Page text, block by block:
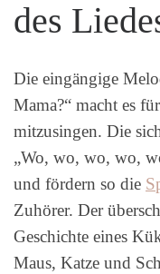
des
Die eingängige
Mama?“ macht es
mitzusingen. Die
„Wo, wo, wo, wo,
und fördern so die
Zuhörer. Der
Geschichte eines
Maus, Katze und